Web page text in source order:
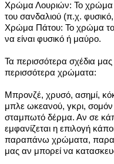
Χρώμα Λουριών: Το χρώμα
του σανδαλιού (π.χ.
Χρώμα Πάτου: Το χρώμα
να είναι φυσικό ή μαύρο.
Τα περισσότερα σχέδια μας
περισσότερα χρώματα:
Μπρονζέ, χρυσό, ασημί,
μπλε ωκεανού, γκρι,
σταμπωτό δέρμα. Αν σε
εμφανίζεται η επιλογή
παραπάνω χρώματα,
μας αν μπορεί να